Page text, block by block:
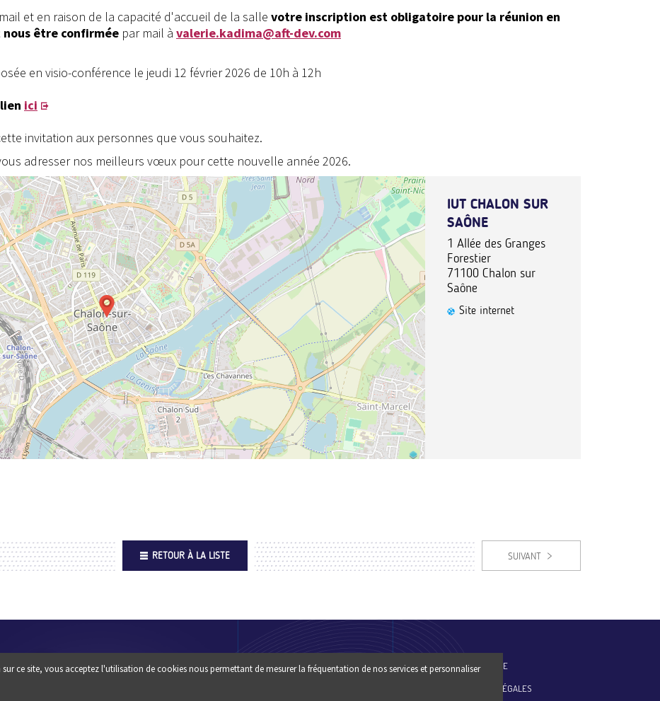
et en raison de la capacité d'accueil de la salle votre inscription est obligatoire pour la réunion en
être confirmée par mail à valerie.kadima@aft-dev.com
en visio-conférence le jeudi 12 février 2026 de 10h à 12h
ici
invitation aux personnes que vous souhaitez.
adresser nos meilleurs vœux pour cette nouvelle année 2026.
IUT CHALON SUR
SAÔNE
1 Allée des Granges
Forestier
71100 Chalon sur
Saône
Site internet
RETOUR À LA LISTE SUIVANT
Une question ? un conseil :
Footer
QUI SOMMES-NOUS
PLAN DU SITE
MENTIONS LÉGALES
ce site, vous acceptez l'utilisation de cookies nous permettant de mesurer la fréquentation de nos services et personnaliser